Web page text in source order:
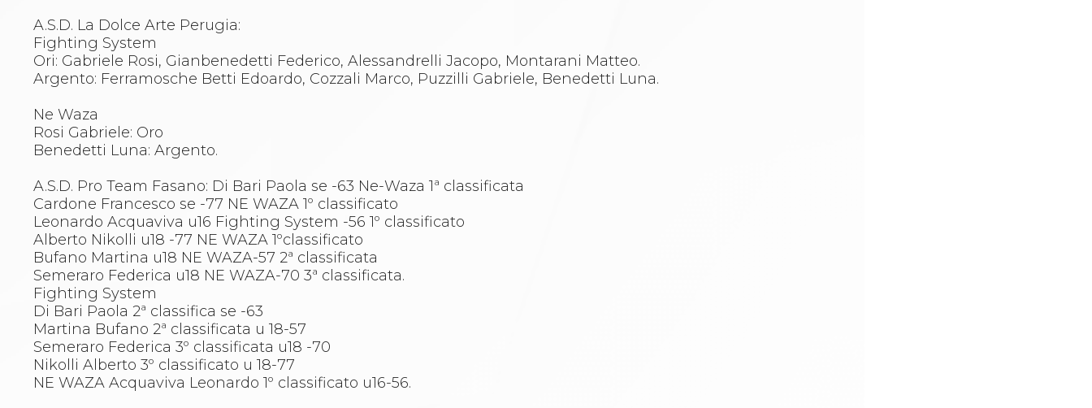
A.S.D. La Dolce Arte Perugia:
Fighting System
Ori: Gabriele Rosi, Gianbenedetti Federico, Alessandrelli Jacopo, Montarani Matteo.
Argento: Ferramosche Betti Edoardo, Cozzali Marco, Puzzilli Gabriele, Benedetti Luna.
Ne Waza
Rosi Gabriele: Oro
Benedetti Luna: Argento.
A.S.D. Pro Team Fasano: Di Bari Paola se -63 Ne-Waza 1ª classificata
Cardone Francesco se -77 NE WAZA 1º classificato
Leonardo Acquaviva u16 Fighting System -56 1º classificato
Alberto Nikolli u18 -77 NE WAZA 1ºclassificato
Bufano Martina u18 NE WAZA-57 2ª classificata
Semeraro Federica u18 NE WAZA-70 3ª classificata.
Fighting System
Di Bari Paola 2ª classifica se -63
Martina Bufano 2ª classificata u 18-57
Semeraro Federica 3º classificata u18 -70
Nikolli Alberto 3º classificato u 18-77
NE WAZA Acquaviva Leonardo 1º classificato u16-56.